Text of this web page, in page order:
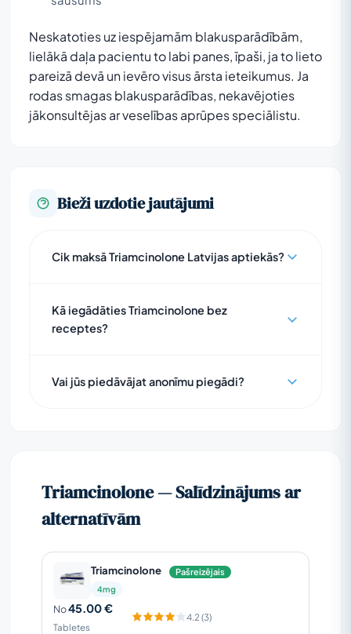
Neskatoties uz iespējamām blakusparādībām,
lielākā daļa pacientu to labi panes, īpaši, ja to lieto
pareizā devā un ievēro visus ārsta ieteikumus. Ja
rodas smagas blakusparādības, nekavējoties
jākonsultējas ar veselības aprūpes speciālistu.
Bieži uzdotie jautājumi
Cik maksā Triamcinolone Latvijas aptiekās?
Kā iegādāties Triamcinolone bez
receptes?
Vai jūs piedāvājat anonīmu piegādi?
Triamcinolone — Salīdzinājums ar
alternatīvām
Triamcinolone
Pašreizējais
4mg
No45.00 €
Tabletes
4.2 (3)